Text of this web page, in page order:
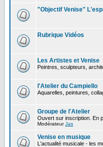
"Objectif Venise"
Rubrique Vidéos
Les Artistes et Venise
Peintres, sculpteurs,
l'Atelier du Campiello
Aquarelles, peintures,
Groupe de l'Atelier
Ouvert sur inscription. En
ModérateurJas
Venise en musique
L'actualité musicale - les